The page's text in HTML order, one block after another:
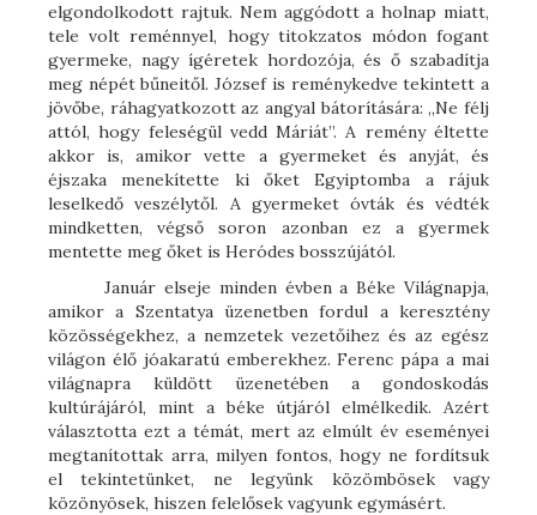
elgondolkodott rajtuk. Nem aggódott a holnap miatt,
tele volt reménnyel, hogy titokzatos módon fogant
gyermeke, nagy ígéretek hordozója, és ő szabadítja
meg népét bűneitől. József is reménykedve tekintett a
jövőbe, ráhagyatkozott az angyal bátorítására: „Ne félj
attól, hogy feleségül vedd Máriát”. A remény éltette
akkor is, amikor vette a gyermeket és anyját, és
éjszaka menekítette ki őket Egyiptomba a rájuk
leselkedő veszélytől. A gyermeket óvták és védték
mindketten, végső soron azonban ez a gyermek
mentette meg őket is Heródes bosszújától.
Január elseje minden évben a Béke Világnapja,
amikor a Szentatya üzenetben fordul a keresztény
közösségekhez, a nemzetek vezetőihez és az egész
világon élő jóakaratú emberekhez. Ferenc pápa a mai
világnapra küldött üzenetében a gondoskodás
kultúrájáról, mint a béke útjáról elmélkedik. Azért
választotta ezt a témát, mert az elmúlt év eseményei
megtanítottak arra, milyen fontos, hogy ne fordítsuk
el tekintetünket, ne legyünk közömbösek vagy
közönyösek, hiszen felelősek vagyunk egymásért.